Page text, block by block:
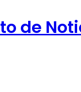
de